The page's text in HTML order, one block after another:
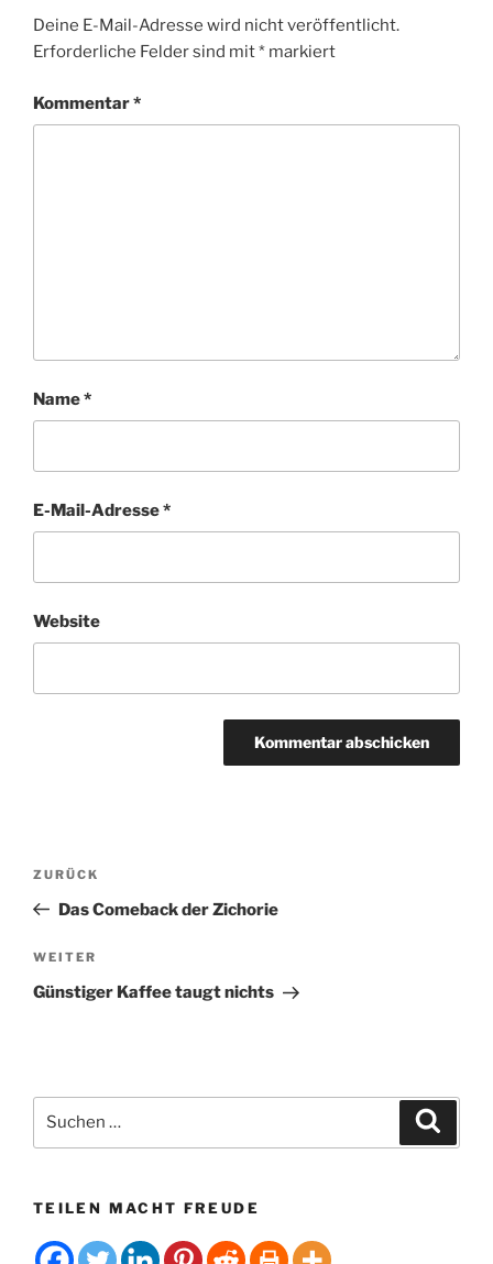
Deine E-Mail-Adresse wird nicht veröffentlicht.
Erforderliche Felder sind mit* markiert
Kommentar*
Name*
E-Mail-Adresse*
Website
e
r
a
t
:
Beitragsnavigation
Vorheriger
Beitrag
ZURÜCK
Das Comeback der Zichorie
Nächster
Beitrag
WEITER
Günstiger Kaffee taugt nichts
nach:
TEILEN MACHT FREUDE